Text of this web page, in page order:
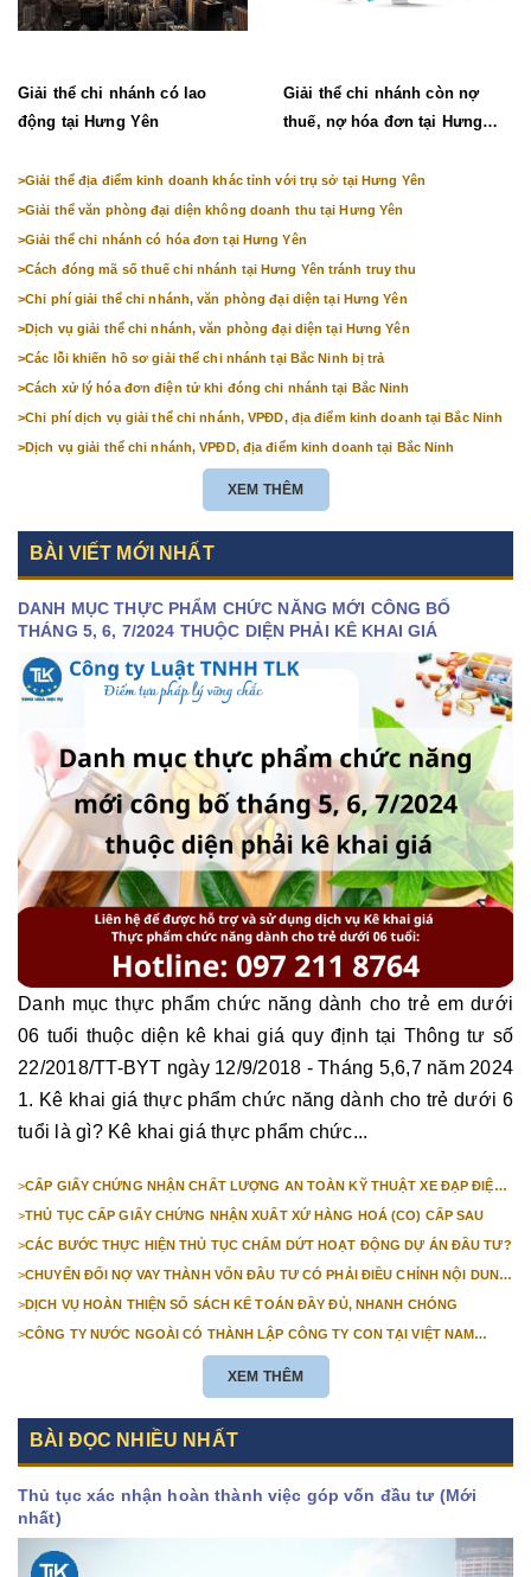
Giải thể chi nhánh có lao
động tại Hưng Yên
Giải thể chi nhánh còn nợ
thuế, nợ hóa đơn tại Hưng
>Giải thể địa điểm kinh doanh khác tỉnh với trụ sở tại Hưng Yên
>Giải thể văn phòng đại diện không doanh thu tại Hưng Yên
>Giải thể chi nhánh có hóa đơn tại Hưng Yên
>Cách đóng mã số thuế chi nhánh tại Hưng Yên tránh truy thu
>Chi phí giải thể chi nhánh, văn phòng đại diện tại Hưng Yên
>Dịch vụ giải thể chi nhánh, văn phòng đại diện tại Hưng Yên
>Các lỗi khiến hồ sơ giải thể chi nhánh tại Bắc Ninh bị trả
>Cách xử lý hóa đơn điện tử khi đóng chi nhánh tại Bắc Ninh
>Chi phí dịch vụ giải thể chi nhánh, VPĐD, địa điểm kinh doanh tại Bắc Ninh
>Dịch vụ giải thể chi nhánh, VPĐD, địa điểm kinh doanh tại Bắc Ninh
XEM THÊM
BÀI VIẾT MỚI NHẤT
DANH MỤC THỰC PHẨM CHỨC NĂNG MỚI CÔNG BỐ
THÁNG 5, 6, 7/2024 THUỘC DIỆN PHẢI KÊ KHAI GIÁ
Danh mục thực phẩm chức năng dành cho trẻ em dưới
06 tuổi thuộc diện kê khai giá quy định tại Thông tư số
22/2018/TT-BYT ngày 12/9/2018 - Tháng 5,6,7 năm 2024
1. Kê khai giá thực phẩm chức năng dành cho trẻ dưới 6
tuổi là gì? Kê khai giá thực phẩm chức...
>CẤP GIẤY CHỨNG NHẬN CHẤT LƯỢNG AN TOÀN KỸ THUẬT XE ĐẠP ĐIỆN
NHẬP KHẨU
>THỦ TỤC CẤP GIẤY CHỨNG NHẬN XUẤT XỨ HÀNG HOÁ (CO) CẤP SAU
>CÁC BƯỚC THỰC HIỆN THỦ TỤC CHẤM DỨT HOẠT ĐỘNG DỰ ÁN ĐẦU TƯ?
>CHUYỂN ĐỔI NỢ VAY THÀNH VỐN ĐẦU TƯ CÓ PHẢI ĐIỀU CHỈNH NỘI DUNG
GIẤY CHỨNG NHẬN ĐĂNG KÝ ĐẦU TƯ KHÔNG?
>DỊCH VỤ HOÀN THIỆN SỔ SÁCH KẾ TOÁN ĐẦY ĐỦ, NHANH CHÓNG
>CÔNG TY NƯỚC NGOÀI CÓ THÀNH LẬP CÔNG TY CON TẠI VIỆT NAM
ĐƯỢC KHÔNG? NHỮNG ĐIỀU KIỆN ĐỂ CÔNG TY NƯỚC NGOÀI THÀNH LẬP
XEM THÊM
BÀI ĐỌC NHIỀU NHẤT
Thủ tục xác nhận hoàn thành việc góp vốn đầu tư (Mới
nhất)